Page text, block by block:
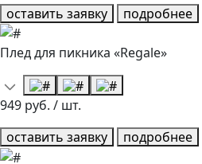
оставить заявку
подробнее
Плед для пикника «Regale»
949 руб. / шт.
оставить заявку
подробнее